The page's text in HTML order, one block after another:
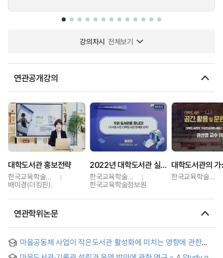
강의차시 전체보기
연관공개강의
대학도서관 홍보전략
한국교육학술정보원
배미경(더킹핀).
2022년 대학도서관 실무자 세미나
한국교육학술정보원
한국교육학술정보원
한국교육학술정보원
연관학위논문
마을공동체 사업이 작은도서관 활성화에 미치는 영향에 관한